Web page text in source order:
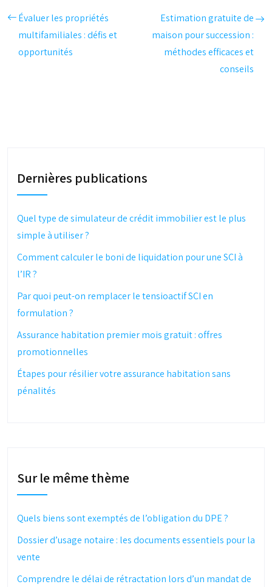
Évaluer les propriétés
multifamiliales : défis et
opportunités
Estimation gratuite de
maison pour succession :
méthodes efficaces et
conseils
Dernières publications
Quel type de simulateur de crédit immobilier est le plus
simple à utiliser ?
Comment calculer le boni de liquidation pour une SCI à
l’IR ?
Par quoi peut-on remplacer le tensioactif SCI en
formulation ?
Assurance habitation premier mois gratuit : offres
promotionnelles
Étapes pour résilier votre assurance habitation sans
pénalités
Sur le même thème
Quels biens sont exemptés de l’obligation du DPE ?
Dossier d’usage notaire : les documents essentiels pour la
vente
Comprendre le délai de rétractation lors d’un mandat de